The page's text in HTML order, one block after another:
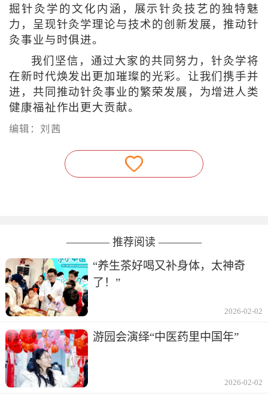
掘针灸学的文化内涵，展示针灸技艺的独特魅
力，呈现针灸学理论与技术的创新发展，推动针
灸事业与时俱进。
我们坚信，通过大家的共同努力，针灸学将
在新时代焕发出更加璀璨的光彩。让我们携手并
进，共同推动针灸事业的繁荣发展，为增进人类
健康福祉作出更大贡献。
编辑：刘茜
———— 推荐阅读 ————
“养生茶好喝又补身体，太神奇
了！”
2026-02-02
游园会演绎“中医药里中国年”
2026-02-02